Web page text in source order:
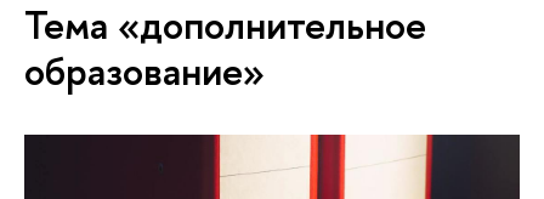
Тема «дополнительное
образование»